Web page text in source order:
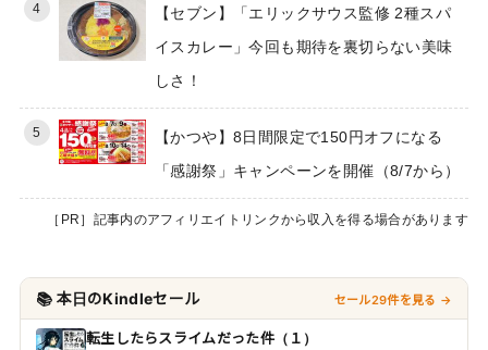
4
【セブン】「エリックサウス監修 2種スパ
イスカレー」今回も期待を裏切らない美味
しさ！
5
【かつや】8日間限定で150円オフになる
「感謝祭」キャンペーンを開催（8/7から）
［PR］記事内のアフィリエイトリンクから収入を得る場合があります
📚 本日のKindleセール セール29件を見る →
転生したらスライムだった件（１）